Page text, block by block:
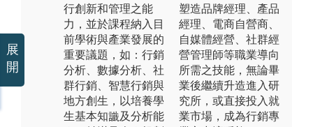
行創新和管理之能
力，並於課程納入目
前學術與產業發展的
重要議題，如：行銷
分析、數據分析、社
群行銷、智慧行銷與
地方創生，以培養學
生基本知識及分析能
塑造品牌經理、產品
經理、電商自營商、
自媒體經營、社群經
營管理師等職業導向
所需之技能，無論畢
業後繼續升造進入研
究所，或直接投入就
業市場，成為行銷專
展
開